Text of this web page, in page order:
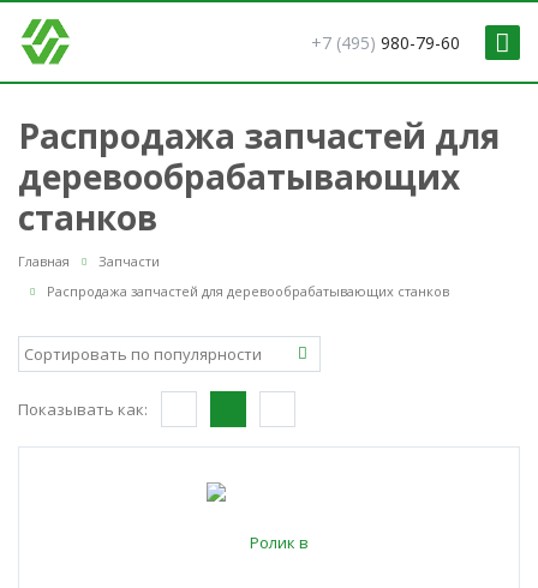
+7 (495) 980-79-60
Распродажа запчастей для
деревообрабатывающих
станков
Главная
Запчасти
Распродажа запчастей для деревообрабатывающих станков
Показывать как: